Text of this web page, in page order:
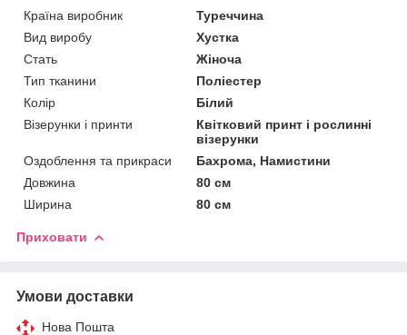
Країна виробник
Туреччина
Вид виробу
Хустка
Стать
Жіноча
Тип тканини
Поліестер
Колір
Білий
Візерунки і принти
Квітковий принт і рослинні
візерунки
Оздоблення та прикраси
Бахрома, Намистини
Довжина
80 см
Ширина
80 см
Приховати
Умови доставки
Нова Пошта